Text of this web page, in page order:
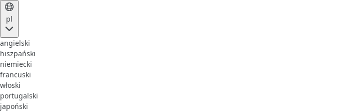
pl
angielski
hiszpański
niemiecki
francuski
włoski
portugalski
japoński